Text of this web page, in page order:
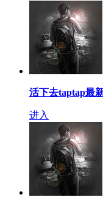
活下去taptap最
进入